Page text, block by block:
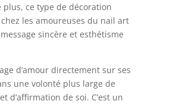
plus, ce type de décoration
les amoureuses du nail art
sincère et esthétisme
d’amour directement sur ses
une volonté plus large de
d’affirmation de soi. C’est un